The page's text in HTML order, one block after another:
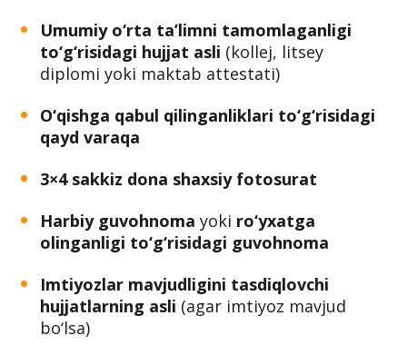
Umumiy o‘rta ta’limni tamomlaganligi
to‘g‘risidagi hujjat asli (kollej, litsey
diplomi yoki maktab attestati)
O‘qishga qabul qilinganliklari to‘g‘risidagi
qayd varaqa
3×4 sakkiz dona shaxsiy fotosurat
Harbiy guvohnoma yoki ro‘yxatga
olinganligi to‘g‘risidagi guvohnoma
Imtiyozlar mavjudligini tasdiqlovchi
hujjatlarning asli (agar imtiyoz mavjud
bo‘lsa)